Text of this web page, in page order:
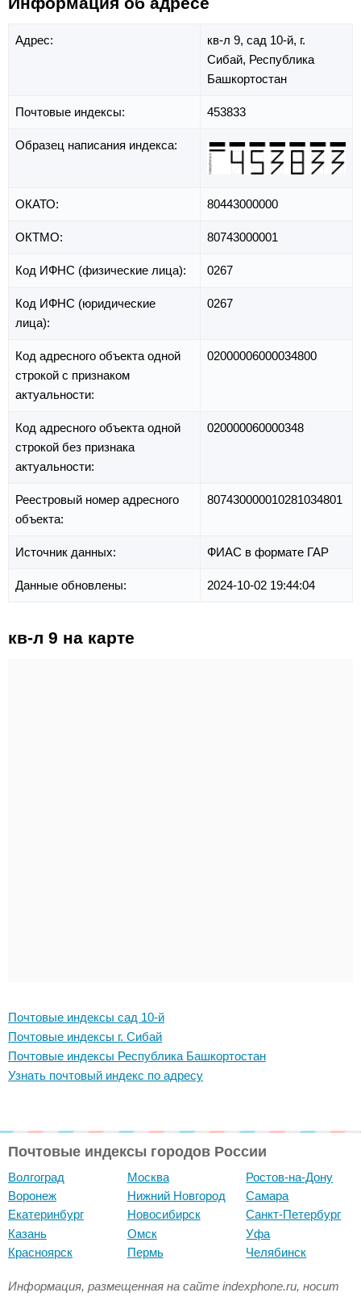
Адрес: кв-л 9, сад 10-й, г.
Сибай, Республика
Башкортостан
Почтовые индексы: 453833
Образец написания индекса:
ОКАТО: 80443000000
ОКТМО: 80743000001
Код ИФНС (физические лица): 0267
Код ИФНС (юридические
лица):
0267
Код адресного объекта одной
строкой с признаком
актуальности:
02000006000034800
Код адресного объекта одной
строкой без признака
актуальности:
020000060000348
Реестровый номер адресного
объекта:
807430000010281034801
Источник данных: ФИАС в формате ГАР
Данные обновлены: 2024-10-02 19:44:04
кв-л 9 на карте
Почтовые индексы сад 10-й
Почтовые индексы г. Сибай
Почтовые индексы Республика Башкортостан
Узнать почтовый индекс по адресу
Почтовые индексы городов России
Волгоград
Воронеж
Екатеринбург
Казань
Красноярск
Москва
Нижний Новгород
Новосибирск
Омск
Пермь
Ростов-на-Дону
Самара
Санкт-Петербург
Уфа
Челябинск
Информация, размещенная на сайте indexphone.ru, носит